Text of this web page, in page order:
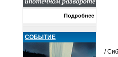
Подробнее
СОБЫТИЕ
/